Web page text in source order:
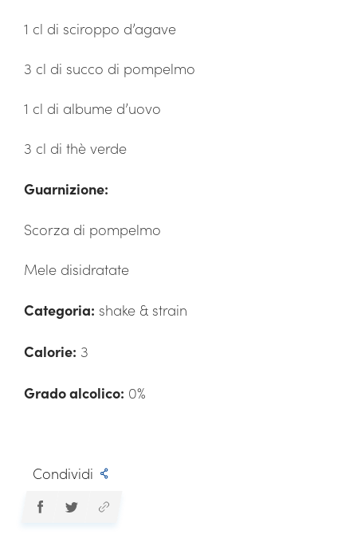
1 cl di sciroppo d’agave
3 cl di succo di pompelmo
1 cl di albume d’uovo
3 cl di thè verde
Guarnizione:
Scorza di pompelmo
Mele disidratate
Categoria: shake & strain
Calorie: 3
Grado alcolico: 0%
Condividi